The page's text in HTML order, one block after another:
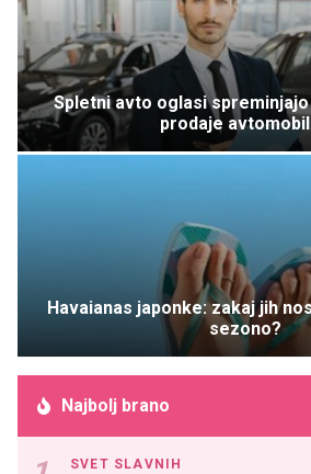
Spletni avto oglasi spreminjajo
prodaje
Havaianas japonke: zakaj jih
sezono?
Najbolj brano
SVET SLAVNIH